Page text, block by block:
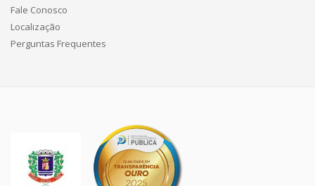
Fale Conosco
Localização
Perguntas Frequentes